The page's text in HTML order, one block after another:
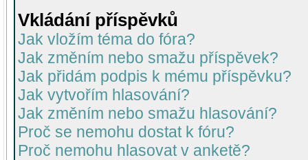
Vkládání příspěvků
Jak vložím téma do fóra?
Jak změním nebo smažu příspěvek?
Jak přidám podpis k mému příspěvku?
Jak vytvořím hlasování?
Jak změním nebo smažu hlasování?
Proč se nemohu dostat k fóru?
Proč nemohu hlasovat v anketě?